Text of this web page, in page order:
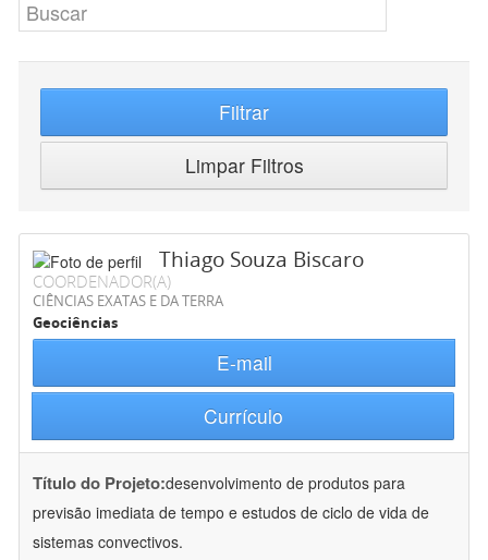
Filtrar
Limpar Filtros
Thiago Souza Biscaro
COORDENADOR(A)
CIÊNCIAS EXATAS E DA TERRA
Geociências
E-mail
Currículo
Título do Projeto:desenvolvimento de produtos para
previsão imediata de tempo e estudos de ciclo de vida de
sistemas convectivos.